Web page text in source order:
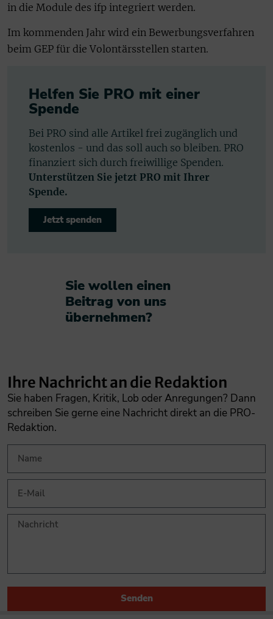
in die Module des ifp integriert werden.
Im kommenden Jahr wird ein Bewerbungsverfahren
beim GEP für die Volontärsstellen starten.
Helfen Sie PRO mit einer
Spende
Bei PRO sind alle Artikel frei zugänglich und
kostenlos - und das soll auch so bleiben. PRO
finanziert sich durch freiwillige Spenden.
Unterstützen Sie jetzt PRO mit Ihrer
Spende.
Jetzt spenden
Sie wollen einen
Beitrag von uns
übernehmen?​
Ihre Nachricht an die Redaktion
Sie haben Fragen, Kritik, Lob oder Anregungen? Dann
schreiben Sie gerne eine Nachricht direkt an die PRO-
Redaktion.
Senden